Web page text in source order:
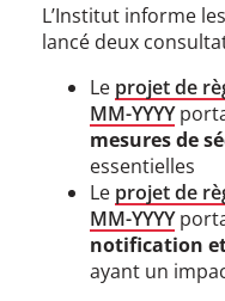
L’Institut informe
lancé deux
Le projet de
MM-YYYY
mesures de
essentielles
Le projet de
MM-YYYY
notification
ayant un